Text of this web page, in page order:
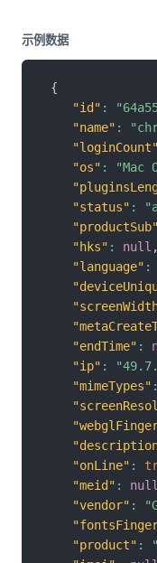
示例数据
{
"id" :
"name" :
"loginCount"
"os" : "Mac
"status" :
"productSub"
"hks" : null ,
"language" :
"endTime" :
"ip" :
"mimeTypes" :
"onLine" :
"meid" : null
"vendor" :
"product" :